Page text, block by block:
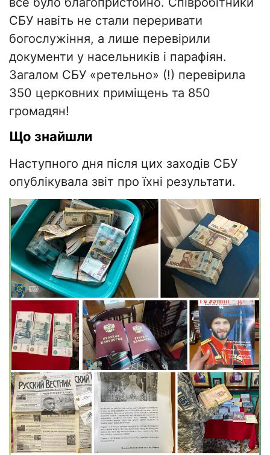
СБУ навіть не стали переривати
богослужіння, а лише перевірили
документи у насельників і парафіян.
Загалом СБУ «ретельно» (!) перевірила
350 церковних приміщень та 850
громадян!
Що знайшли
Наступного дня після цих заходів СБУ
опублікувала звіт про їхні результати.